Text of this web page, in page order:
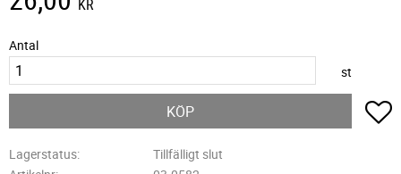
KR
Antal
st
KÖP
Lagerstatus
Tillfälligt slut